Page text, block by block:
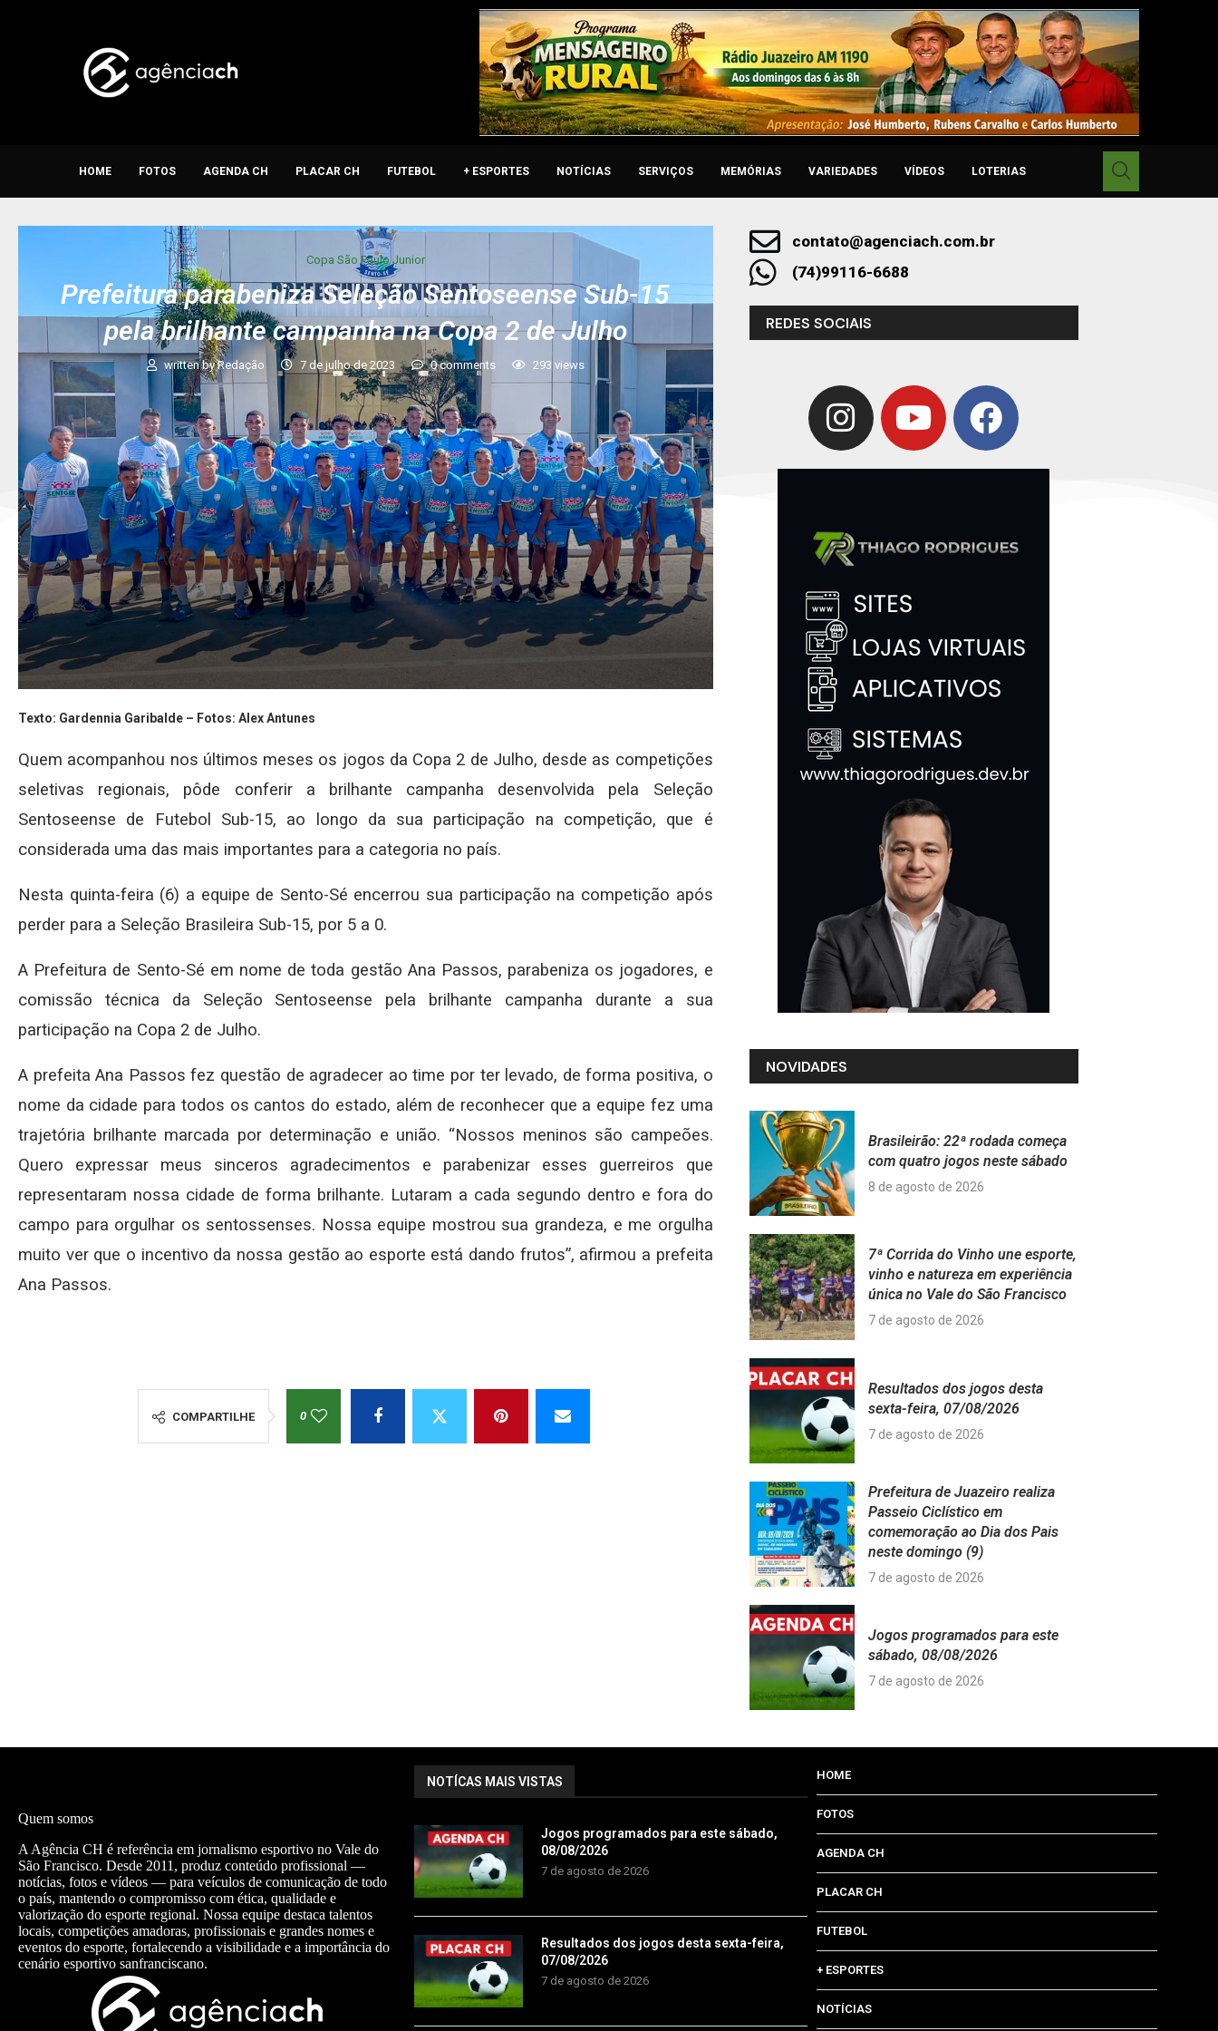
HOME FOTOS AGENDA CH PLACAR CH FUTEBOL + ESPORTES NOTÍCIAS SERVIÇOS MEMÓRIAS VARIEDADES VÍDEOS LOTERIAS
Copa São Paulo Junior
Prefeitura parabeniza Seleção Sentoseense Sub-15
pela brilhante campanha na Copa 2 de Julho
written byRedação 7 de julho de 2023 0 comments 293 views
Texto: Gardennia Garibalde – Fotos: Alex Antunes
Quem acompanhou nos últimos meses os jogos da Copa 2 de Julho, desde as competições
seletivas regionais, pôde conferir a brilhante campanha desenvolvida pela Seleção
Sentoseense de Futebol Sub-15, ao longo da sua participação na competição, que é
considerada uma das mais importantes para a categoria no país.
Nesta quinta-feira (6) a equipe de Sento-Sé encerrou sua participação na competição após
perder para a Seleção Brasileira Sub-15, por 5 a 0.
A Prefeitura de Sento-Sé em nome de toda gestão Ana Passos, parabeniza os jogadores, e
comissão técnica da Seleção Sentoseense pela brilhante campanha durante a sua
participação na Copa 2 de Julho.
A prefeita Ana Passos fez questão de agradecer ao time por ter levado, de forma positiva, o
nome da cidade para todos os cantos do estado, além de reconhecer que a equipe fez uma
trajetória brilhante marcada por determinação e união. “Nossos meninos são campeões.
Quero expressar meus sinceros agradecimentos e parabenizar esses guerreiros que
representaram nossa cidade de forma brilhante. Lutaram a cada segundo dentro e fora do
campo para orgulhar os sentossenses. Nossa equipe mostrou sua grandeza, e me orgulha
muito ver que o incentivo da nossa gestão ao esporte está dando frutos”, afirmou a prefeita
Ana Passos.
COMPARTILHE 0
contato@agenciach.com.br
(74)99116-6688
REDES SOCIAIS
NOVIDADES
Brasileirão: 22ª rodada começa
com quatro jogos neste sábado
8 de agosto de 2026
7ª Corrida do Vinho une esporte,
vinho e natureza em experiência
única no Vale do São Francisco
7 de agosto de 2026
Resultados dos jogos desta
sexta-feira, 07/08/2026
7 de agosto de 2026
Prefeitura de Juazeiro realiza
Passeio Ciclístico em
comemoração ao Dia dos Pais
neste domingo (9)
7 de agosto de 2026
Jogos programados para este
sábado, 08/08/2026
7 de agosto de 2026
Quem somos
A Agência CH é referência em jornalismo esportivo no Vale do
São Francisco. Desde 2011, produz conteúdo profissional —
notícias, fotos e vídeos — para veículos de comunicação de todo
o país, mantendo o compromisso com ética, qualidade e
valorização do esporte regional. Nossa equipe destaca talentos
locais, competições amadoras, profissionais e grandes nomes e
eventos do esporte, fortalecendo a visibilidade e a importância do
cenário esportivo sanfranciscano.
NOTÍCAS MAIS VISTAS
Jogos programados para este sábado,
08/08/2026
7 de agosto de 2026
Resultados dos jogos desta sexta-feira,
07/08/2026
7 de agosto de 2026
HOME
FOTOS
AGENDA CH
PLACAR CH
FUTEBOL
+ ESPORTES
NOTÍCIAS